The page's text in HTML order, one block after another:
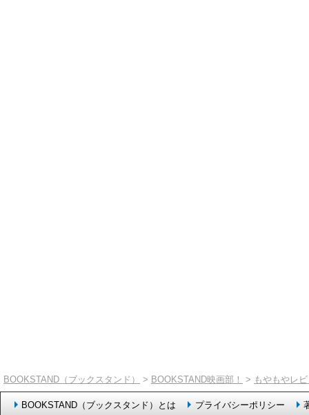
BOOKSTAND（ブックスタンド） > BOOKSTAND映画部！ > もやもやレ
BOOKSTAND（ブックスタンド）とは プライバシーポリシー